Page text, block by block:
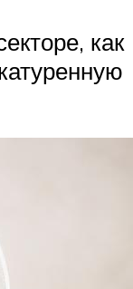
как